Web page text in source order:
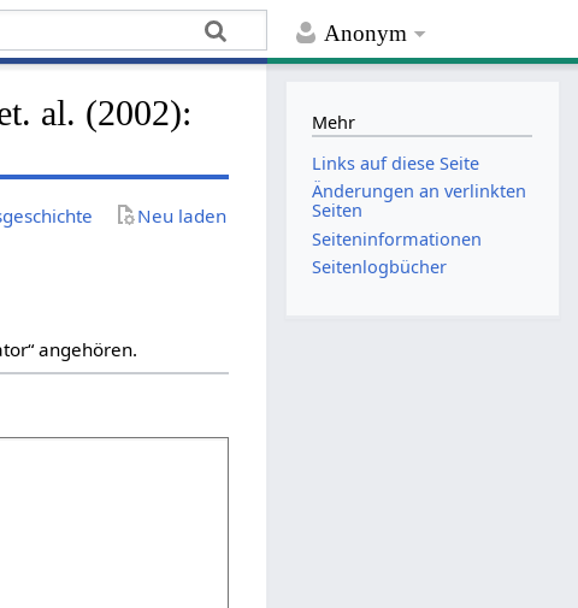
Anonym
al. (2002):
Neu laden
angehören.
Mehr
Links auf diese Seite
Änderungen an verlinkten
Seiten
Seiten­­informationen
Seitenlogbücher